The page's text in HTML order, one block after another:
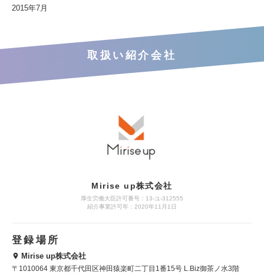
2015年7月
取扱い紹介会社
Mirise up株式会社
厚生労働大臣許可番号：13-ユ-312555
紹介事業許可年：2020年11月1日
登録場所
Mirise up株式会社
〒1010064 東京都千代田区神田猿楽町二丁目1番15号 L.Biz御茶ノ水3階